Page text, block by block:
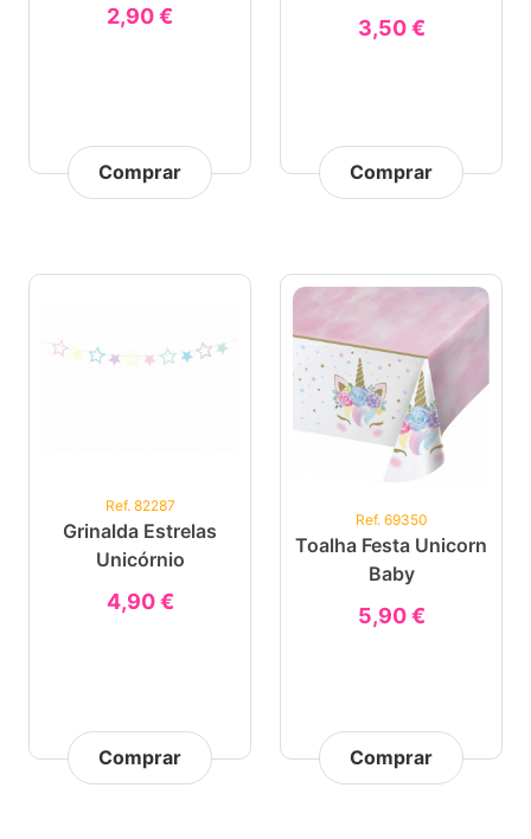
2,90 €
Comprar
3,50 €
Comprar
Ref. 82287
Grinalda Estrelas
Unicórnio
4,90 €
Comprar
Ref. 69350
Toalha Festa Unicorn
Baby
5,90 €
Comprar